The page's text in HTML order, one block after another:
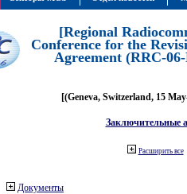
[Regional
Conference for the
Agreement (RRC-
[(Geneva, Switzerland, 15
Заключительные
Расширить все
Документы